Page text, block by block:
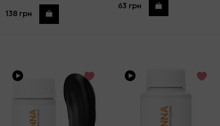
138 грн Купити
63 грн Купити